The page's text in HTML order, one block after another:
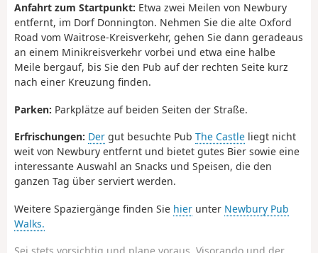
Anfahrt zum Startpunkt: Etwa zwei Meilen von Newbury
entfernt, im Dorf Donnington. Nehmen Sie die alte Oxford
Road vom Waitrose-Kreisverkehr, gehen Sie dann geradeaus
an einem Minikreisverkehr vorbei und etwa eine halbe
Meile bergauf, bis Sie den Pub auf der rechten Seite kurz
nach einer Kreuzung finden.
Parken: Parkplätze auf beiden Seiten der Straße.
Erfrischungen: Der gut besuchte Pub The Castle liegt nicht
weit von Newbury entfernt und bietet gutes Bier sowie eine
interessante Auswahl an Snacks und Speisen, die den
ganzen Tag über serviert werden.
Weitere Spaziergänge finden Sie hier unter Newbury Pub
Walks.